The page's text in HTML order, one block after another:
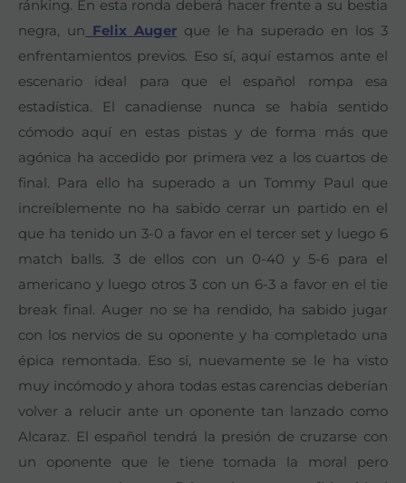
ránking. En esta ronda deberá hacer frente a su bestia
negra, un Felix Auger que le ha superado en los 3
enfrentamientos previos. Eso sí, aquí estamos ante el
escenario ideal para que el español rompa esa
estadística. El canadiense nunca se había sentido
cómodo aquí en estas pistas y de forma más que
agónica ha accedido por primera vez a los cuartos de
final. Para ello ha superado a un Tommy Paul que
increíblemente no ha sabido cerrar un partido en el
que ha tenido un 3-0 a favor en el tercer set y luego 6
match balls. 3 de ellos con un 0-40 y 5-6 para el
americano y luego otros 3 con un 6-3 a favor en el tie
break final. Auger no se ha rendido, ha sabido jugar
con los nervios de su oponente y ha completado una
épica remontada. Eso sí, nuevamente se le ha visto
muy incómodo y ahora todas estas carencias deberían
volver a relucir ante un oponente tan lanzado como
Alcaraz. El español tendrá la presión de cruzarse con
un oponente que le tiene tomada la moral pero